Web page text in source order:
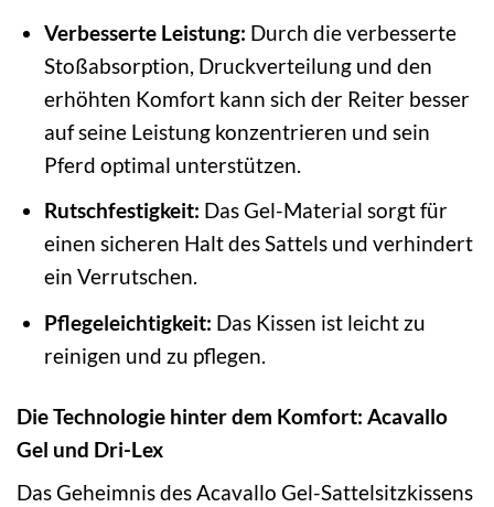
Verbesserte Leistung: Durch die verbesserte
Stoßabsorption, Druckverteilung und den
erhöhten Komfort kann sich der Reiter besser
auf seine Leistung konzentrieren und sein
Pferd optimal unterstützen.
Rutschfestigkeit: Das Gel-Material sorgt für
einen sicheren Halt des Sattels und verhindert
ein Verrutschen.
Pflegeleichtigkeit: Das Kissen ist leicht zu
reinigen und zu pflegen.
Die Technologie hinter dem Komfort: Acavallo
Gel und Dri-Lex
Das Geheimnis des Acavallo Gel-Sattelsitzkissens